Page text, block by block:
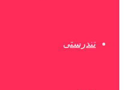
تندرستی